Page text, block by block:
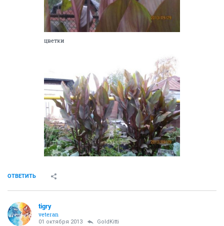
цветки
ОТВЕТИТЬ
tigry
veteran
01 октября 2013 GoldKitti